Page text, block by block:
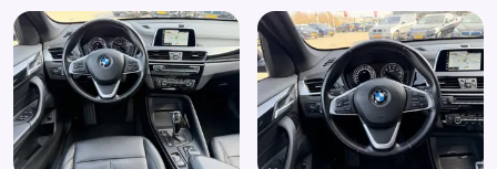
Start/stop systeem
Stuurbekrachtiging snelheidsafhankelijk
Stuur leder
Stuur multifunctioneel
Stuur verstelbaar